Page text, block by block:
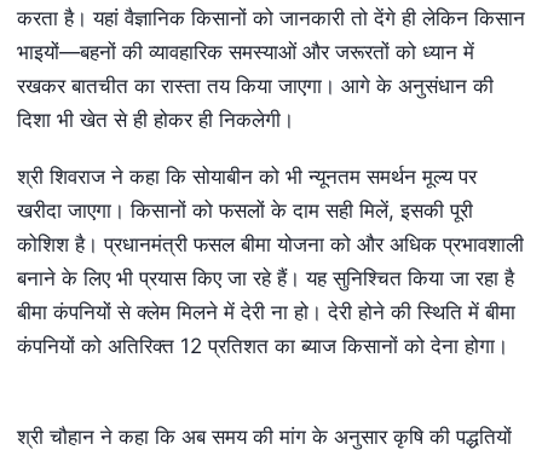
करता है। यहां वैज्ञानिक किसानों को जानकारी तो देंगे ही लेकिन किसान
भाइयों—बहनों की व्यावहारिक समस्याओं और जरूरतों को ध्यान में
रखकर बातचीत का रास्ता तय किया जाएगा। आगे के अनुसंधान की
दिशा भी खेत से ही होकर ही निकलेगी।
श्री शिवराज ने कहा कि सोयाबीन को भी न्यूनतम समर्थन मूल्य पर
खरीदा जाएगा। किसानों को फसलों के दाम सही मिलें, इसकी पूरी
कोशिश है। प्रधानमंत्री फसल बीमा योजना को और अधिक प्रभावशाली
बनाने के लिए भी प्रयास किए जा रहे हैं। यह सुनिश्चित किया जा रहा है
बीमा कंपनियों से क्लेम मिलने में देरी ना हो। देरी होने की स्थिति में बीमा
कंपनियों को अतिरिक्त 12 प्रतिशत का ब्याज किसानों को देना होगा।
श्री चौहान ने कहा कि अब समय की मांग के अनुसार कृषि की पद्धतियों